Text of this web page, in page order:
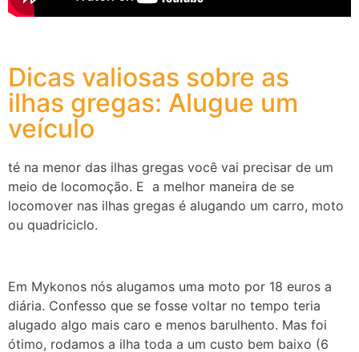
Dicas valiosas sobre as
ilhas gregas: Alugue um
veículo
té na menor das ilhas gregas você vai precisar de um
meio de locomoção. E a melhor maneira de se
locomover nas ilhas gregas é alugando um carro, moto
ou quadriciclo.
Em Mykonos nós alugamos uma moto por 18 euros a
diária. Confesso que se fosse voltar no tempo teria
alugado algo mais caro e menos barulhento. Mas foi
ótimo, rodamos a ilha toda a um custo bem baixo (6